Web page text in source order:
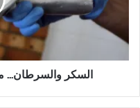
"
غ
ل
س
السكر والسرطان…